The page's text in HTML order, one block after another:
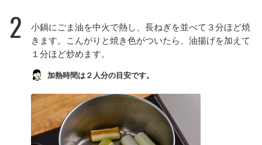
2
小鍋にごま油を中火で熱し、長ねぎを並べて３分ほど焼
きます。こんがりと焼き色がついたら、油揚げを加えて
１分ほど炒めます。
加熱時間は２人分の目安です。